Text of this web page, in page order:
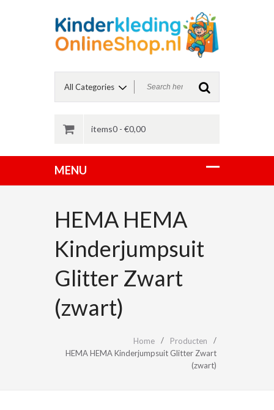
items0 - €0,00
HEMA HEMA
Kinderjumpsuit
Glitter Zwart
(zwart)
Home
Producten
HEMA HEMA Kinderjumpsuit Glitter Zwart
(zwart)